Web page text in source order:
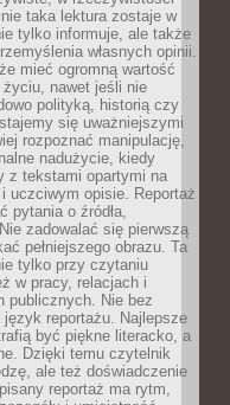
taka lektura zostaje w
tylko informuje, ale także
własnych opinii.
mieć ogromną wartość
nawet jeśli nie
polityką, historią czy
się uważniejszymi
rozpoznać manipulację,
nadużycie, kiedy
z tekstami opartymi na
uczciwym opisie. Reportaż
pytania o źródła,
zadowalać się pierwszą
pełniejszego obrazu. Ta
tylko przy czytaniu
w pracy, relacjach i
publicznych. Nie bez
reportażu. Najlepsze
być piękne literacko, a
Dzięki temu czytelnik
ale też doświadczenie
reportaż ma rytm,